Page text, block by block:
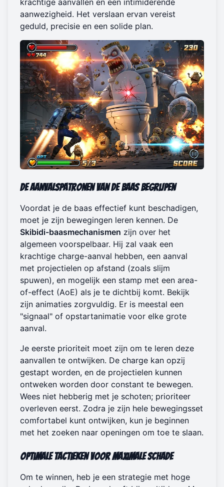
krachtige aanvallen en een intimiderende
aanwezigheid. Het verslaan ervan vereist
geduld, precisie en een solide plan.
De Aanvalspatronen van de Baas Begrijpen
Voordat je de baas effectief kunt beschadigen,
moet je zijn bewegingen leren kennen. De
Skibidi-baasmechanismen zijn over het
algemeen voorspelbaar. Hij zal vaak een
krachtige charge-aanval hebben, een aanval
met projectielen op afstand (zoals slijm
spuwen), en mogelijk een stamp met een area-
of-effect (AoE) als je te dichtbij komt. Bekijk
zijn animaties zorgvuldig. Er is meestal een
"signaal" of opstartanimatie voor elke grote
aanval.
Je eerste prioriteit moet zijn om te leren deze
aanvallen te ontwijken. De charge kan opzij
gestapt worden, en de projectielen kunnen
ontweken worden door constant te bewegen.
Wees niet hebberig met je schoten; prioriteer
overleven eerst. Zodra je zijn hele bewegingsset
comfortabel kunt ontwijken, kun je beginnen
met het zoeken naar openingen om toe te slaan.
Optimale Tactieken voor Maximale Schade
Om te winnen, heb je een strategie met hoge